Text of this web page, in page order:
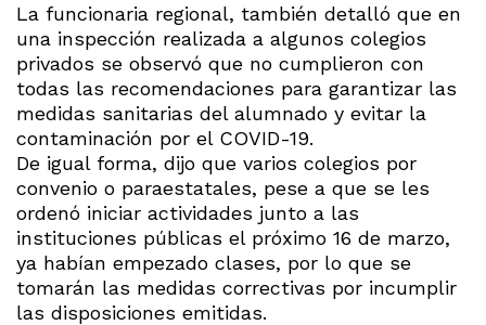
La funcionaria regional, también detalló que en
una inspección realizada a algunos colegios
privados se observó que no cumplieron con
todas las recomendaciones para garantizar las
medidas sanitarias del alumnado y evitar la
contaminación por el COVID-19.
De igual forma, dijo que varios colegios por
convenio o paraestatales, pese a que se les
ordenó iniciar actividades junto a las
instituciones públicas el próximo 16 de marzo,
ya habían empezado clases, por lo que se
tomarán las medidas correctivas por incumplir
las disposiciones emitidas.